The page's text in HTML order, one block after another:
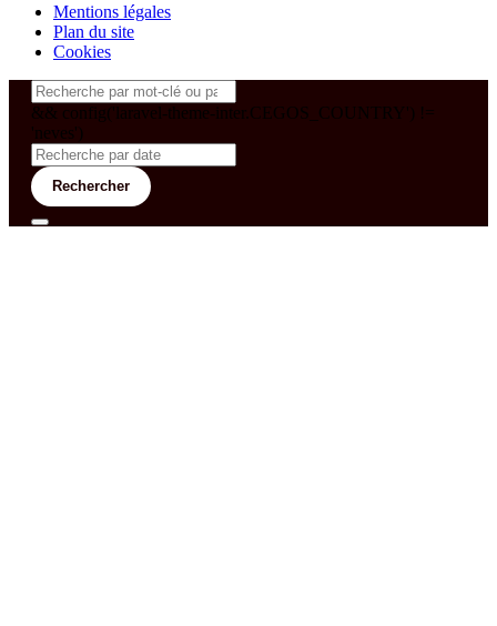
Mentions légales
Plan du site
Cookies
&& config('laravel-theme-inter.CEGOS_COUNTRY') !=
'neves')
Rechercher